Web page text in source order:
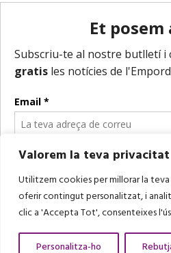
Valorem la teva privacitat
Utilitzem cookies per millorar la
oferir contingut personalitzat, i
clic a 'Accepta Tot', consenteixes
Personalitza-ho